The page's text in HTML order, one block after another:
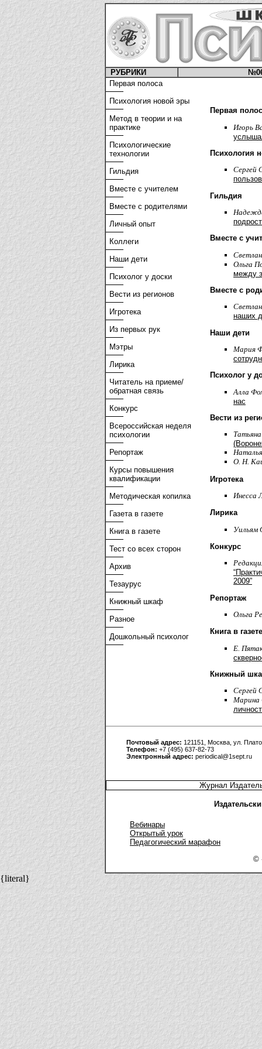
РУБРИКИ
Первая полоса
Психология новой эры
Метод в теории и на
практике
Психологические
технологии
Гильдия
Вместе с учителем
Вместе с родителями
Личный опыт
Коллеги
Наши дети
Психолог у доски
Вести из регионов
Игротека
Из первых рук
Мэтры
Лирика
Читатель на приеме/
обратная связь
Конкурс
Всероссийская неделя
психологии
Репортаж
Курсы повышения
квалификации
Методическая копилка
Газета в газете
Книга в газете
Тест со всех сторон
Архив
Тезаурус
Книжный шкаф
Разное
Дошкольный психолог
Первая
Игорь
Психология
Cергей
Гильдия
Вместе с
Ольга
между
Вместе с
наших
Наши дети
Мария
Психолог у
Алла
нас
Вести из
О. Н.
Игротека
Инесса
Лирика
Уильям
Конкурс
2009”
Репортаж
Ольга
Книга в газете
Е.
Книжный
Cергей
Марина
Почтовый адрес: 121151, Москва, ул.
Телефон: +7 (495) 637-82-73
Электронный адрес: periodical@1sept.ru
Журнал
Вебинары
Открытый урок
Педагогический марафон
©
{literal}